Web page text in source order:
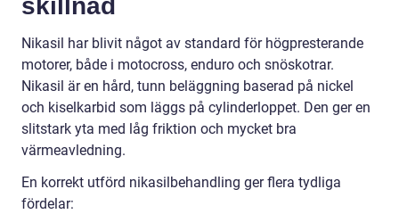
skillnad
Nikasil har blivit något av standard för högpresterande
motorer, både i motocross, enduro och snöskotrar.
Nikasil är en hård, tunn beläggning baserad på nickel
och kiselkarbid som läggs på cylinderloppet. Den ger en
slitstark yta med låg friktion och mycket bra
värmeavledning.
En korrekt utförd nikasilbehandling ger flera tydliga
fördelar: